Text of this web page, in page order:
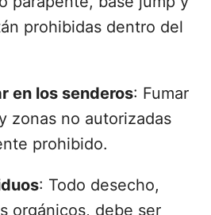
prohibidas dentro del
en los senderos: Fumar
zonas no autorizadas
prohibido.
: Todo desecho,
orgánicos, debe ser